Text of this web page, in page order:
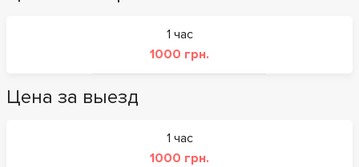
1 час
1000 грн.
Цена за выезд
1 час
1000 грн.